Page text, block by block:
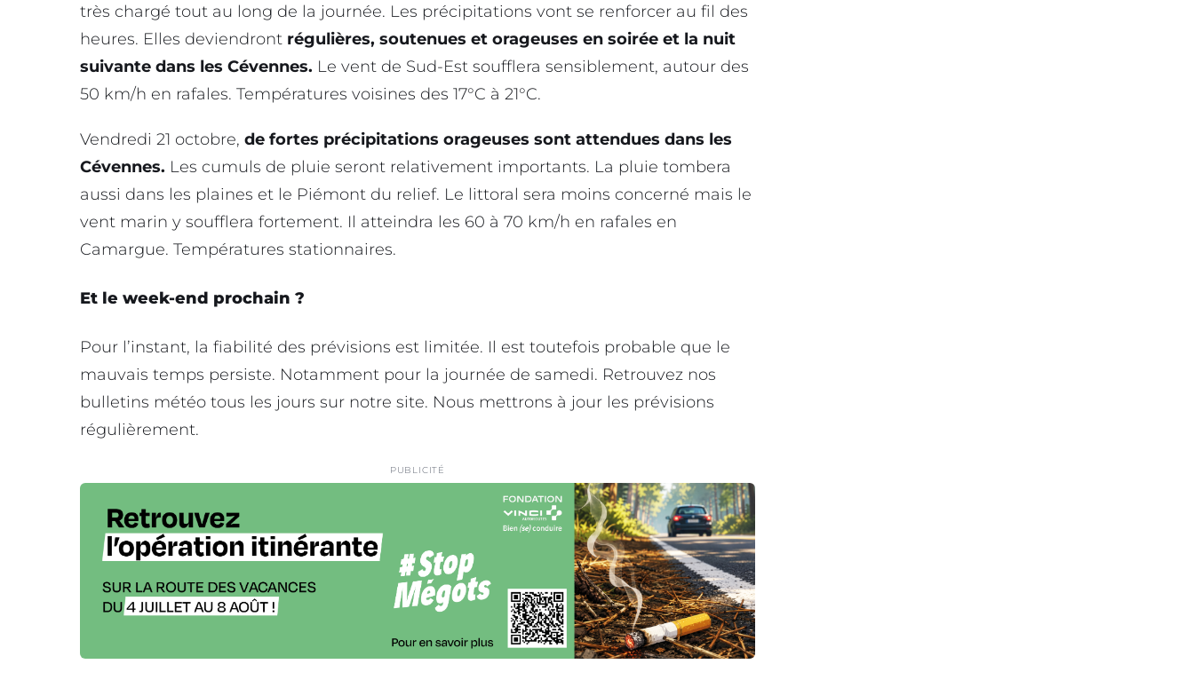
très chargé tout au long de la journée. Les précipitations vont se renforcer au fil des
heures. Elles deviendront régulières, soutenues et orageuses en soirée et la nuit
suivante dans les Cévennes. Le vent de Sud-Est soufflera sensiblement, autour des
50 km/h en rafales. Températures voisines des 17°C à 21°C.
Vendredi 21 octobre, de fortes précipitations orageuses sont attendues dans les
Cévennes. Les cumuls de pluie seront relativement importants. La pluie tombera
aussi dans les plaines et le Piémont du relief. Le littoral sera moins concerné mais le
vent marin y soufflera fortement. Il atteindra les 60 à 70 km/h en rafales en
Camargue. Températures stationnaires.
Et le week-end prochain ?
Pour l’instant, la fiabilité des prévisions est limitée. Il est toutefois probable que le
mauvais temps persiste. Notamment pour la journée de samedi. Retrouvez nos
bulletins météo tous les jours sur notre site. Nous mettrons à jour les prévisions
régulièrement.
PUBLICITÉ